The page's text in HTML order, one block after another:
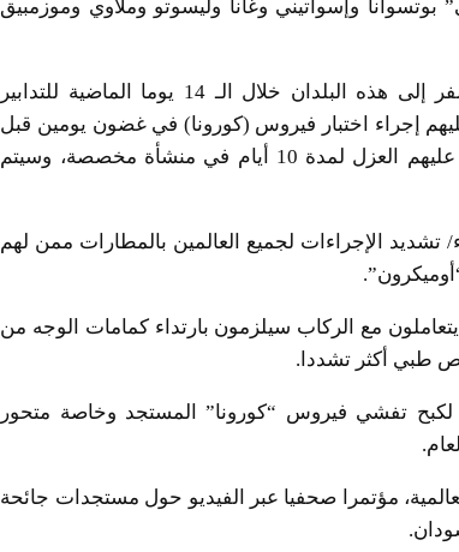
وإسواتيني وغانا وليسوتو وملاوي وموزمبيق
وسيخضع الركاب الذين يصلون إلى سنغافورة ولديهم سجل سفر إلى هذه البلدان خلال الـ 14 يوما الماضية للتدابير
عليهم إجراء اختبار فيروس (كورونا) في غضون يومين قبل
المغادرة إلى سنغافورة، واختبار آخر عند الوصول ، كما سيتعين عليهم العزل لمدة 10 أيام في منشأة مخصصة، وسيتم
تشديد الإجراءات لجميع العالمين بالمطارات ممن لهم
مع الركاب سيلزمون بارتداء كمامات الوجه من
لكبح تفشي فيروس “كورونا” المستجد وخاصة متحور
مؤتمرا صحفيا عبر الفيديو حول مستجدات جائحة